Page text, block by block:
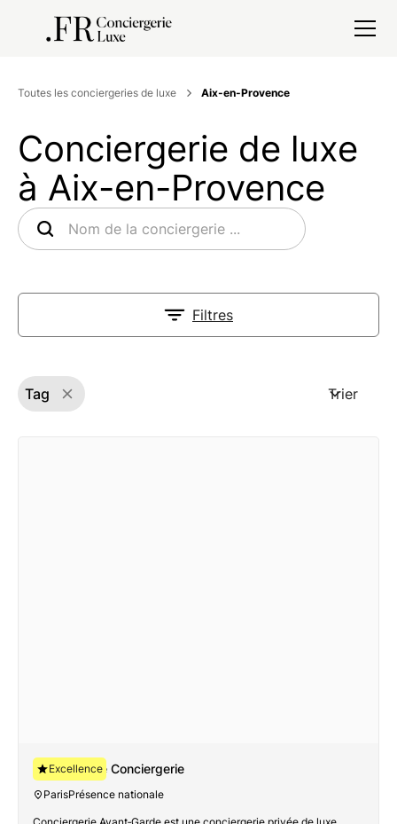
Toutes les conciergeries de luxe Aix-en-Provence
Conciergerie de luxe
à Aix-en-Provence
Filtres
Tag Trier
Avant-Garde Conciergerie
ParisPrésence nationale
Excellence